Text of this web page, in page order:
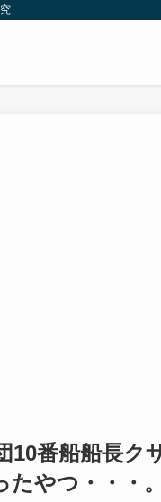
10番船船長ク
やつ・・・。